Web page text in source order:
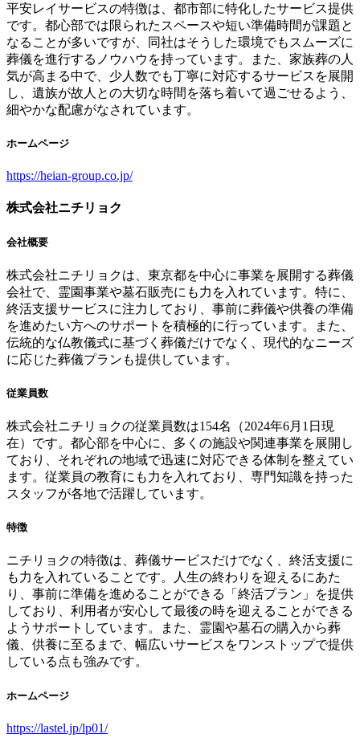
平安レイサービスの特徴は、都市部に特化したサービス提供
です。都心部では限られたスペースや短い準備時間が課題と
なることが多いですが、同社はそうした環境でもスムーズに
葬儀を進行するノウハウを持っています。また、家族葬の人
気が高まる中で、少人数でも丁寧に対応するサービスを展開
し、遺族が故人との大切な時間を落ち着いて過ごせるよう、
細やかな配慮がなされています。
ホームページ
https://heian-group.co.jp/
株式会社ニチリョク
会社概要
株式会社ニチリョクは、東京都を中心に事業を展開する葬儀
会社で、霊園事業や墓石販売にも力を入れています。特に、
終活支援サービスに注力しており、事前に葬儀や供養の準備
を進めたい方へのサポートを積極的に行っています。また、
伝統的な仏教儀式に基づく葬儀だけでなく、現代的なニーズ
に応じた葬儀プランも提供しています。
従業員数
株式会社ニチリョクの従業員数は154名（2024年6月1日現
在）です。都心部を中心に、多くの施設や関連事業を展開し
ており、それぞれの地域で迅速に対応できる体制を整えてい
ます。従業員の教育にも力を入れており、専門知識を持った
スタッフが各地で活躍しています。
特徴
ニチリョクの特徴は、葬儀サービスだけでなく、終活支援に
も力を入れていることです。人生の終わりを迎えるにあた
り、事前に準備を進めることができる「終活プラン」を提供
しており、利用者が安心して最後の時を迎えることができる
ようサポートしています。また、霊園や墓石の購入から葬
儀、供養に至るまで、幅広いサービスをワンストップで提供
している点も強みです。
ホームページ
https://lastel.jp/lp01/